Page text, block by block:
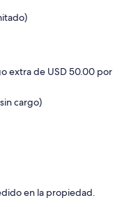
extra de USD 50.00 por
cargo)
en la propiedad.